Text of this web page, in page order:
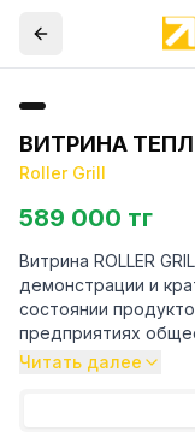
ВИТРИНА
Roller Grill
589 000 тг
Витрина ROLLER
демонстрации и
состоянии
предприятиях
Читать далее